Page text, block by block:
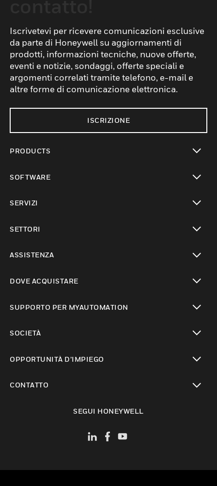
Iscrivetevi per ricevere comunicazioni esclusive
da parte di Honeywell su aggiornamenti di
prodotti, informazioni tecniche, nuove offerte,
eventi e notizie, sondaggi, offerte speciali e
argomenti correlati tramite telefono, e-mail e
altre forme di comunicazione elettronica.
ISCRIZIONE
PRODUCTS
SOFTWARE
SERVIZI
SETTORI
ASSISTENZA
DOVE ACQUISTARE
SUPPORTO PER MYAUTOMATION
SOCIETÀ
OPPORTUNITÀ D’IMPIEGO
CONTATTO
SEGUI HONEYWELL